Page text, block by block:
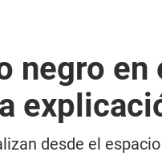
negro
desde el